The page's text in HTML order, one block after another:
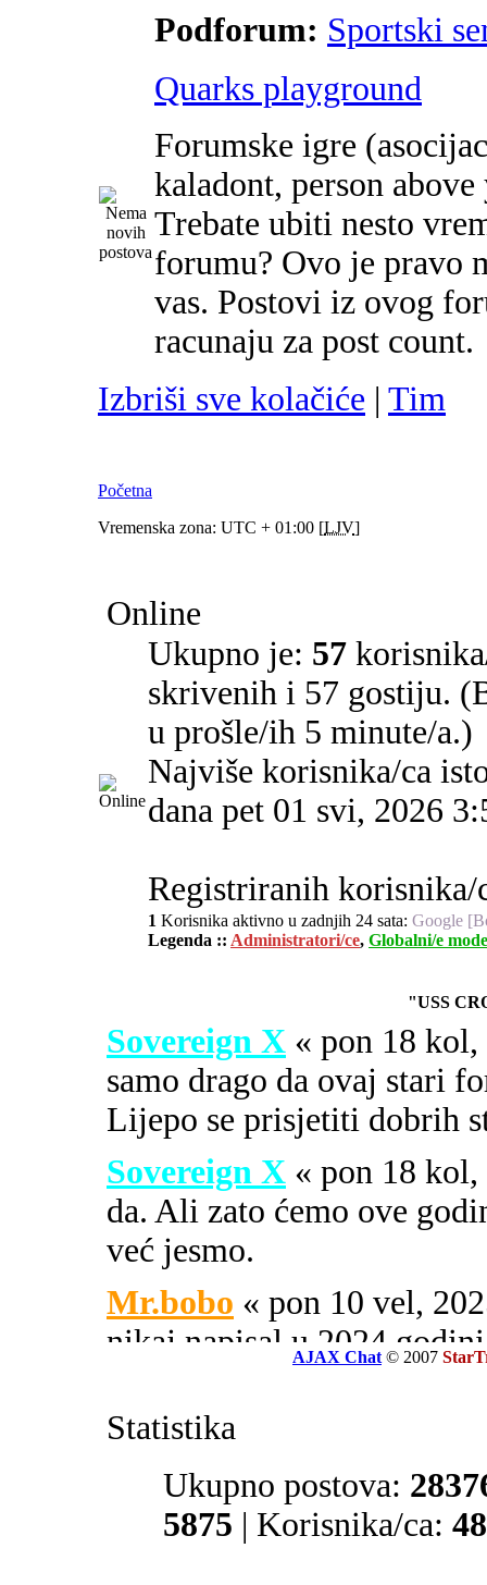
Podforum: Sportski
Quarks playground
Forumske igre
kaladont, person
Trebate ubiti nesto
forumu? Ovo je pravo
vas. Postovi iz ovog
racunaju za post count.
Izbriši sve kolačiće | Tim
Početna
Vremenska zona: UTC + 01:00 [LJV]
Online
Ukupno je: 57
skrivenih i 57 gostiju.
u prošle/ih 5 minute/a.)
Najviše korisnika/ca
dana pet 01 svi, 2026
Registriranih korisnika/
1 Korisnika aktivno u zadnjih 24 sata: Google
Legenda :: Administratori/ce, Globalni/e
"USS
Sovereign X « pon 18
samo drago da ovaj stari
Lijepo se prisjetiti dobrih
Sovereign X « pon 18
da. Ali zato ćemo ove
već jesmo.
Mr.bobo « pon 10 vel,
nikaj napisal u 2024
SOA ili PIPA.
El Zvonko« uto 16 svi,
prate tajne službe sekcije
AJAX Chat © 2007
Statistika
Ukupno postova:
5875 | Korisnika/ca: